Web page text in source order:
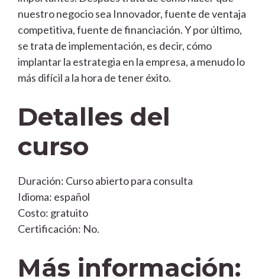
nuestro negocio sea Innovador, fuente de ventaja
competitiva, fuente de financiación. Y por último,
se trata de implementación, es decir, cómo
implantar la estrategia en la empresa, a menudo lo
más difícil a la hora de tener éxito.
Detalles del
curso
Duración: Curso abierto para consulta
Idioma: español
Costo: gratuito
Certificación: No.
Más información: